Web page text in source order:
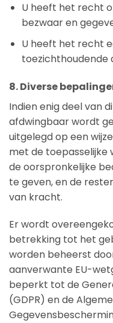
U heeft het recht
bezwaar en
U heeft het recht
toezichthoudende
8. Diverse
Indien enig deel van
afdwingbaar wordt
uitgelegd op een
met de toepasselijke
de oorspronkelijke
te geven, en de
van kracht.
Er wordt
betrekking tot het
worden beheerst
aanverwante EU-
beperkt tot de
(GDPR) en de